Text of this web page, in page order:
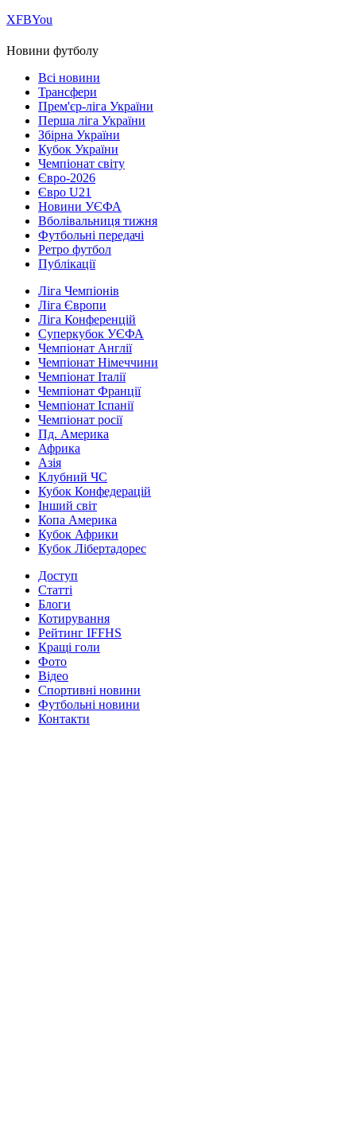
ХFBYou
Новини футболу
Всі новини
Трансфери
Прем'єр-ліга України
Перша ліга України
Збірна України
Кубок України
Чемпіонат світу
Євро-2026
Євро U21
Новини УЄФА
Вболівальниця тижня
Футбольні передачі
Ретро футбол
Публікації
Ліга Чемпіонів
Ліга Європи
Ліга Конференцій
Суперкубок УЄФА
Чемпіонат Англії
Чемпіонат Німеччини
Чемпіонат Італії
Чемпіонат Франції
Чемпіонат Іспанії
Чемпіонат росії
Пд. Америка
Африка
Азія
Клубний ЧС
Кубок Конфедерацій
Інший світ
Копа Америка
Кубок Африки
Кубок Лібертадорес
Доступ
Статті
Блоги
Котирування
Рейтинг IFFHS
Кращі голи
Фото
Відео
Спортивні новини
Футбольні новини
Контакти